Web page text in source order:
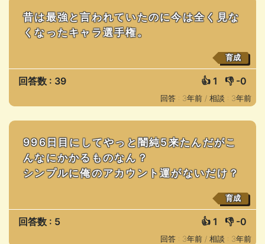
昔は最強と言われていたのに今は全く見な
くなったキャラ選手権。
育成
回答数 : 39 👍 1 👎 -0
回答 : 3年前 / 相談 : 3年前
996日目にしてやっと闇純5来たんだがこ
んなにかかるものなん？
シンプルに俺のアカウント運がないだけ？
育成
回答数 : 5 👍 1 👎 -0
回答 : 3年前 / 相談 : 3年前